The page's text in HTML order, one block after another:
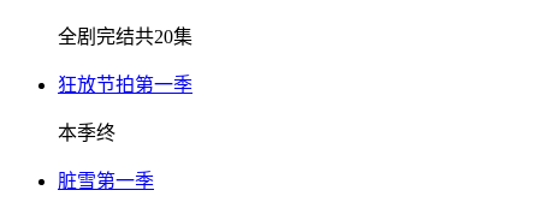
全剧完结共20集
狂放节拍第一季
本季终
脏雪第一季